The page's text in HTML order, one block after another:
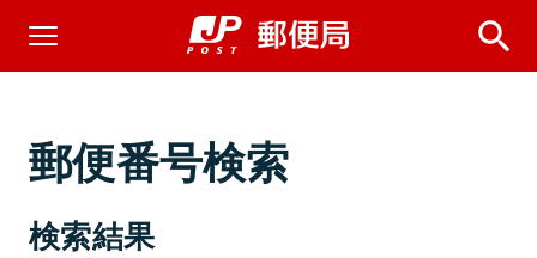
郵便番号検索
検索結果